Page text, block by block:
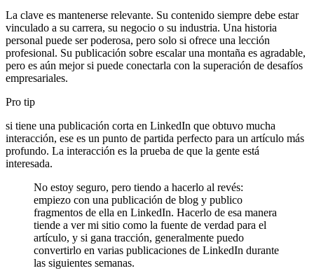
La clave es mantenerse relevante. Su contenido siempre debe estar
vinculado a su carrera, su negocio o su industria. Una historia
personal puede ser poderosa, pero solo si ofrece una lección
profesional. Su publicación sobre escalar una montaña es agradable,
pero es aún mejor si puede conectarla con la superación de desafíos
empresariales.
Pro tip
si tiene una publicación corta en LinkedIn que obtuvo mucha
interacción, ese es un punto de partida perfecto para un artículo más
profundo. La interacción es la prueba de que la gente está
interesada.
No estoy seguro, pero tiendo a hacerlo al revés:
empiezo con una publicación de blog y publico
fragmentos de ella en LinkedIn. Hacerlo de esa manera
tiende a ver mi sitio como la fuente de verdad para el
artículo, y si gana tracción, generalmente puedo
convertirlo en varias publicaciones de LinkedIn durante
las siguientes semanas.